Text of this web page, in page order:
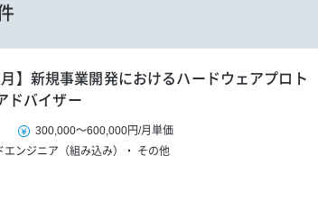
月】新規事業開発におけるハードウェアプロト
ドバイザー
300,000～600,000円/月単価
ンジニア（組み込み）
その他